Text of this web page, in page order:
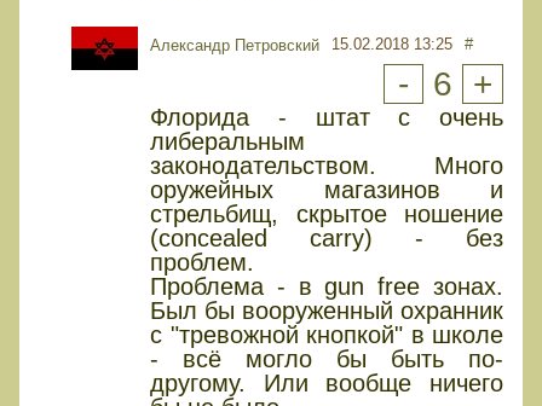
Александр Петровский 15.02.2018 13:25 #
- 6 +
Флорида - штат с очень
либеральным
законодательством. Много
оружейных магазинов и
стрельбищ, скрытое ношение
(сoncealed carry) - без
проблем.
Проблема - в gun free зонах.
Был бы вооруженный охранник
с "тревожной кнопкой" в школе
- всё могло бы быть по-
другому. Или вообще ничего